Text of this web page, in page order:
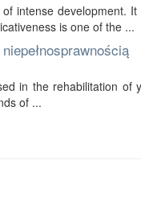
intense development.
is one of the ...
in the rehabilitation of
of ...